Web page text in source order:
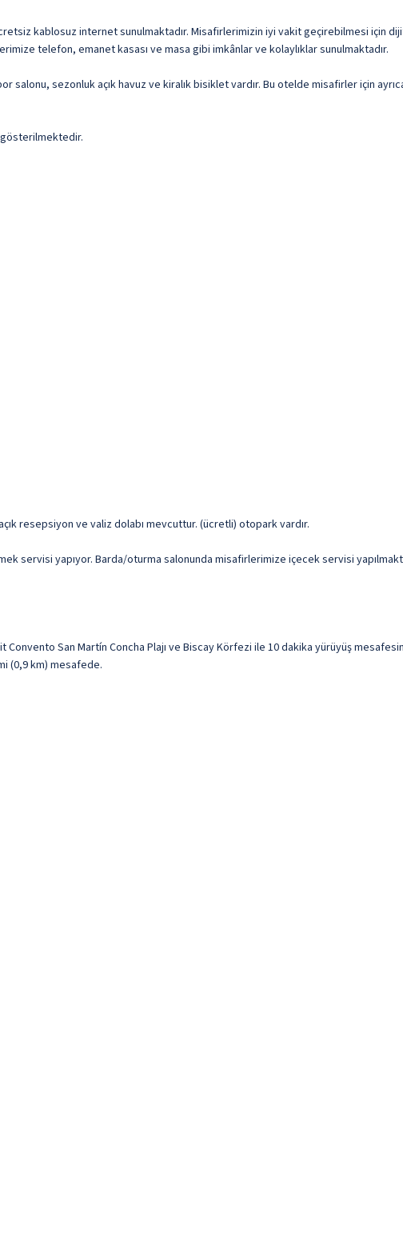
kablosuz internet sunulmaktadır. Misafirlerimizin iyi vakit geçirebilmesi için
telefon, emanet kasası ve masa gibi imkânlar ve kolaylıklar sunulmaktadır.
sezonluk açık havuz ve kiralık bisiklet vardır. Bu otelde misafirler için
gösterilmektedir.
resepsiyon ve valiz dolabı mevcuttur. (ücretli) otopark vardır.
servisi yapıyor. Barda/oturma salonunda misafirlerimize içecek servisi
San Martín Concha Plajı ve Biscay Körfezi ile 10 dakika yürüyüş
(0,9 km) mesafede.